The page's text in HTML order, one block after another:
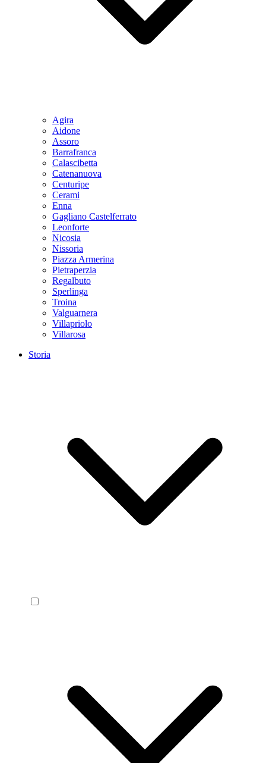
Agira
Aidone
Assoro
Barrafranca
Calascibetta
Catenanuova
Centuripe
Cerami
Enna
Gagliano Castelferrato
Leonforte
Nicosia
Nissoria
Piazza Armerina
Pietraperzia
Regalbuto
Sperlinga
Troina
Valguarnera
Villapriolo
Villarosa
Storia